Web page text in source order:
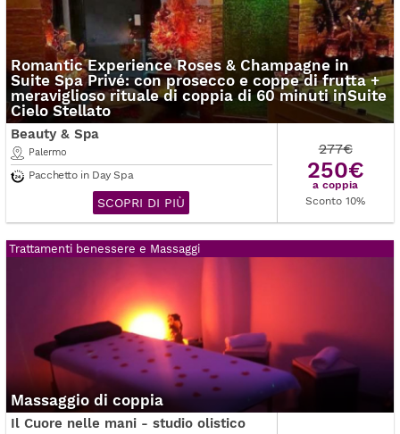
Romantic Experience Roses & Champagne in
Suite Spa Privé: con prosecco e coppe di frutta +
meraviglioso rituale di coppia di 60 minuti inSuite
Cielo Stellato
Beauty & Spa
Palermo
Pacchetto in Day Spa
SCOPRI DI PIÙ
277€
250€
a coppia
Sconto 10%
Trattamenti benessere e Massaggi
Massaggio di coppia
Il Cuore nelle mani - studio olistico